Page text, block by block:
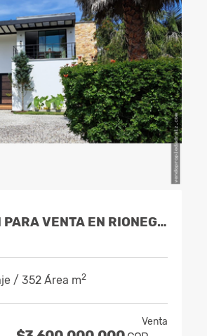
CASA EN PARCELACIÓN PARA VENTA EN RIONEGRO - RURAL
/ 352 Área m2
Venta